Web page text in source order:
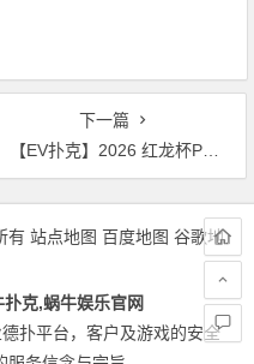
下一篇
【EV扑克】2026 红龙杯PLUS｜主赛激战白热化！85人鏖战仅剩26人晋级第四轮，LIM ZHI HUA狂揽630万记分登顶CL，余磊紧随其后位列次席
有 站点地图 百度地图 谷歌地
克,蜗牛娱乐官网
扑平台，客户及游戏的安全